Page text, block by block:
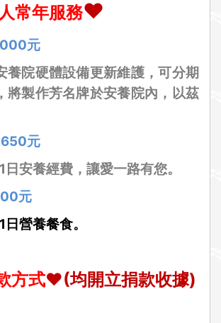
常年服務❤
元
養院硬體設備更新維護，可分期
將製作芳名牌於安養院內，以茲
元
日安養經費，讓愛一路有您。
元
營養餐食。
方式❤(均開立捐款收據)